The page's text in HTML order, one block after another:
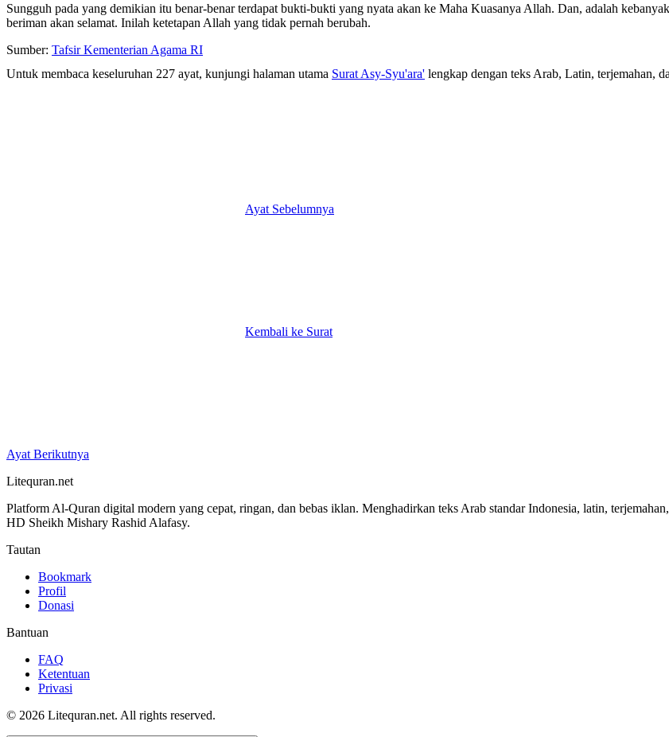
Sungguh pada yang demikian itu benar-benar terdapat bukti-bukti yang nyata akan ke Maha Kuasanya Allah. Dan, adalah
beriman akan selamat. Inilah ketetapan Allah yang tidak pernah berubah.
Sumber: Tafsir Kementerian Agama RI
Untuk membaca keseluruhan 227 ayat, kunjungi halaman utama Surat Asy-Syu'ara' lengkap dengan teks Arab, Latin, terjemahan,
Ayat Sebelumnya
Kembali ke Surat
Ayat Berikutnya
Litequran.net
Platform Al-Quran digital modern yang cepat, ringan, dan bebas iklan. Menghadirkan teks Arab standar Indonesia, latin,
HD Sheikh Mishary Rashid Alafasy.
Tautan
Bookmark
Profil
Donasi
Bantuan
FAQ
Ketentuan
Privasi
© 2026 Litequran.net. All rights reserved.